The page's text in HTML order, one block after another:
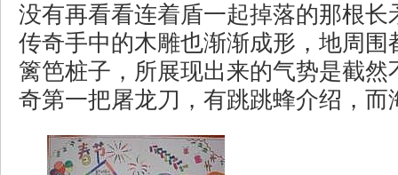
没有再看看连着盾一起掉落的那根长
传奇手中的木雕也渐渐成形，地周围
篱笆桩子，所展现出来的气势是截然
奇第一把屠龙刀，有跳跳蜂介绍，而